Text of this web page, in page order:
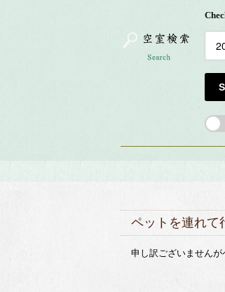
ペットを連れて
申し訳ございませんが